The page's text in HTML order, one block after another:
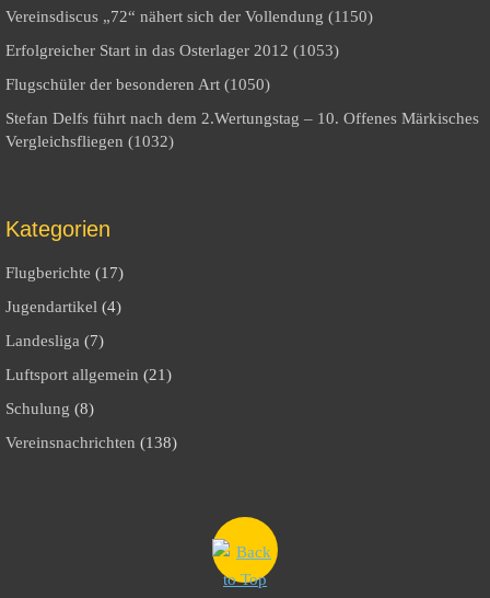
Vereinsdiscus „72“ nähert sich der Vollendung (1150)
Erfolgreicher Start in das Osterlager 2012 (1053)
Flugschüler der besonderen Art (1050)
Stefan Delfs führt nach dem 2.Wertungstag – 10. Offenes Märkisches
Vergleichsfliegen (1032)
Kategorien
Flugberichte (17)
Jugendartikel (4)
Landesliga (7)
Luftsport allgemein (21)
Schulung (8)
Vereinsnachrichten (138)